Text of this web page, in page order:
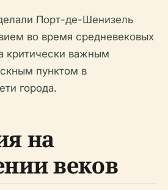
Порт-де-Шенизель
во время средневековых
критически важным
пунктом в
города.
на
веков